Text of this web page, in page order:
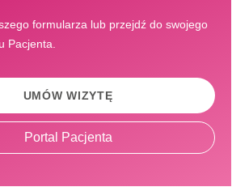
formularza lub przejdź do swojego
Pacjenta.
UMÓW WIZYTĘ
Portal Pacjenta